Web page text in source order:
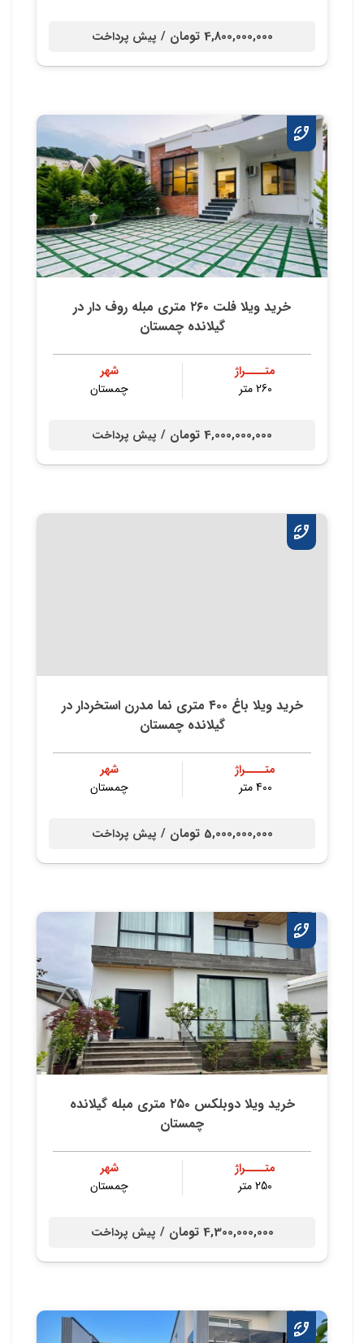
4,800,000,000 تومان / پیش پرداخت
خريد ويلا فلت ٢٦٠ متري مبله روف دار در
گيلانده چمستان
متــــراژ
260 متر
شهر
چمستان
4,000,000,000 تومان / پیش پرداخت
خريد ويلا باغ ٤٠٠ متري نما مدرن استخردار در
گيلانده چمستان
متــــراژ
400 متر
شهر
چمستان
5,000,000,000 تومان / پیش پرداخت
خريد ويلا دوبلكس ٢٥٠ متري مبله گيلانده
چمستان
متــــراژ
250 متر
شهر
چمستان
4,300,000,000 تومان / پیش پرداخت